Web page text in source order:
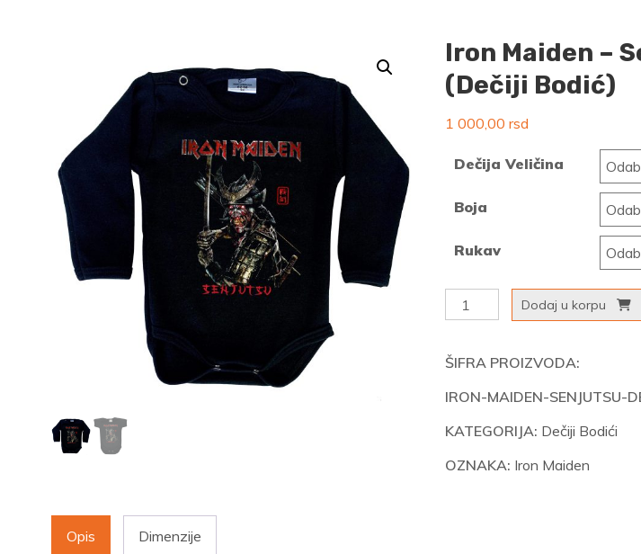
Iron Maiden –
(Dečiji Bodić)
1 000,00rsd
Dečija Veličina
Boja
Rukav
Iron
Maiden
–
(Dečiji
Bodić)
Dodaj u korpu
ŠIFRA PROIZVODA:
IRON-MAIDEN-SENJUTSU-
KATEGORIJA: Dečiji Bodići
OZNAKA: Iron Maiden
Opis Dimenzije